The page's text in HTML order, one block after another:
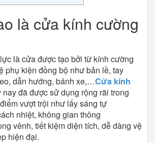
là cửa kính cường
là cửa được tạo bởi từ kính cường
phụ kiện đồng bộ như bản lề, tay
dẫn hướng, bánh xe,…Cửa kính
nay đã được sử dụng rộng rãi trong
vượt trội như lấy sáng tự
nhiệt, không gian thông
vênh, tiết kiệm diện tích, dễ dàng vệ
hiện đại.